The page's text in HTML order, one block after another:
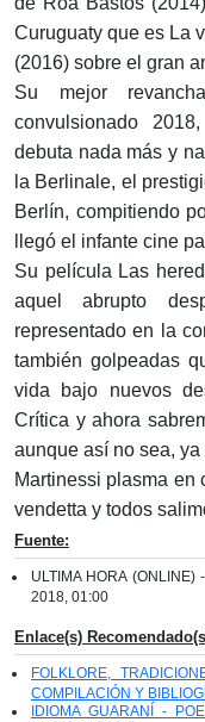
Curuguaty que es La
(2016) sobre el gran
Su mejor
convulsionado
debuta nada más y
la Berlinale, el
Berlín, compitiendo
llegó el infante cine
Su película Las
aquel abrupto
representado en la
también golpeadas
vida bajo nuevos
Crítica y ahora
aunque así no sea, ya
Martinessi plasma en
vendetta y todos
Fuente:
ULTIMA HORA
2018, 01:00
Enlace(s)
FOLKLORE,
COMPILACIÓN Y
IDIOMA GUARANÍ -